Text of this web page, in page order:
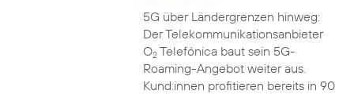
5G über Ländergrenzen hinweg:
Der Telekommunikationsanbieter
O2Telefónica baut sein 5G-
Roaming-Angebot weiter aus.
Kund:innen profitieren bereits in 90